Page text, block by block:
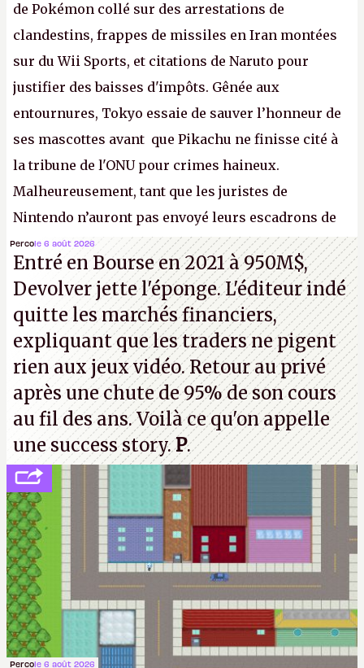
de Pokémon collé sur des arrestations de
clandestins, frappes de missiles en Iran montées
sur du Wii Sports, et citations de Naruto pour
justifier des baisses d'impôts. Gênée aux
entournures, Tokyo essaie de sauver l’honneur de
ses mascottes avant que Pikachu ne finisse cité à
la tribune de l'ONU pour crimes haineux.
Malheureusement, tant que les juristes de
Nintendo n’auront pas envoyé leurs escadrons de
la mort judiciaires pour distribuer du copyright
strike à tour de bras, l'Oncle Sam continuera
d'étaler sa confiture intellectuelle sur vos
souvenirs d'enfance.P.
Percole 6 août 2026
Entré en Bourse en 2021 à 950M$,
Devolver jette l'éponge. L'éditeur indé
quitte les marchés financiers,
expliquant que les traders ne pigent
rien aux jeux vidéo. Retour au privé
après une chute de 95% de son cours
au fil des ans. Voilà ce qu'on appelle
une success story.P.
Percole 6 août 2026